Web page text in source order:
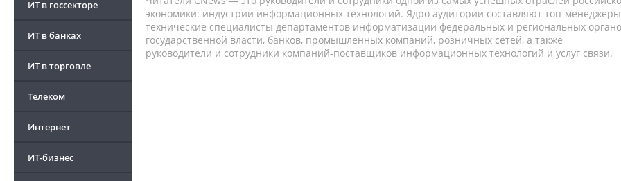
ИТ в госсекторе
ИТ в банках
ИТ в торговле
Телеком
Интернет
ИТ-бизнес
экономики: индустрии информационных технологий. Ядро аудитории составляют топ-
технические специалисты департаментов информатизации федеральных и региональных
государственной власти, банков, промышленных компаний, розничных сетей, а также
руководители и сотрудники компаний-поставщиков информационных технологий и услуг связи.